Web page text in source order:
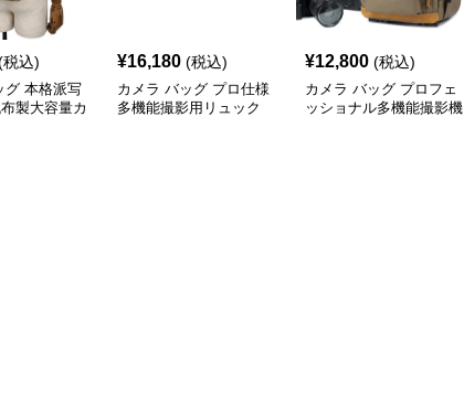
税込)
グ 本格派写
製大容量カ
¥16,180 (税込)
カメラ バッグ プロ仕様
多機能撮影用リュック
¥12,800 (税込)
カメラ バッグ プロフェ
ッショナル多機能撮影機